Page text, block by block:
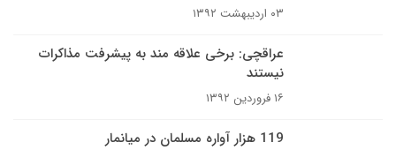
۰۳ اردیبهشت ۱۳۹۲
عراقچی: برخی علاقه مند به پیشرفت مذاکرات
نیستند
۱۶ فروردین ۱۳۹۲
119 هزار آواره مسلمان در میانمار